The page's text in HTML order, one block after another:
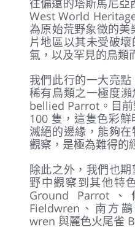
往偏遠的塔斯馬尼亞
West World
為原始荒野象徵的
片地區以其未受破
氣，以及罕見的鳥類
我們此行的一大亮
稀有鳥類之一極度
bellied Parrot。目
100 隻，這隻色彩
滅絕的邊緣，能夠
觀察，是極為難得的
除此之外，我們也
野中觀察到其他特
Ground Parrot
Fieldwren、南方
wren 與麗色火尾雀